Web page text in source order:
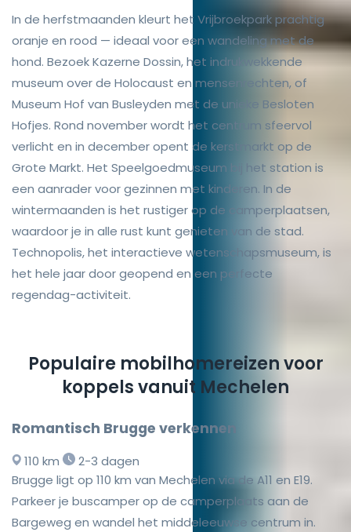
In de herfstmaanden kleurt het Vrijbroekpark prachtig
oranje en rood — ideaal voor een wandeling met de
hond. Bezoek Kazerne Dossin, het indrukwekkende
museum over de Holocaust en mensenrechten, of
Museum Hof van Busleyden met de unieke Besloten
Hofjes. Rond november wordt het centrum sfeervol
verlicht en in december opent de kerstmarkt op de
Grote Markt. Het Speelgoedmuseum bij het station is
een aanrader voor gezinnen met kinderen. In de
wintermaanden is het rustiger op de camperplaatsen,
waardoor je in alle rust kunt genieten van de stad.
Technopolis, het interactieve wetenschapsmuseum, is
het hele jaar door geopend en een perfecte
regendag-activiteit.
Populaire mobilhomereizen voor
koppels vanuit Mechelen
Romantisch Brugge verkennen
110 km
2-3 dagen
Brugge ligt op 110 km van Mechelen via de A11 en E19.
Parkeer je buscamper op de camperplaats aan de
Bargeweg en wandel het middeleeuwse centrum in.